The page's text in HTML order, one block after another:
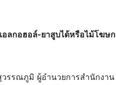
ลกอฮอล์-ยาสูบได้หรือไม้โฆษก
รรณภูมิ ผู้อำนวยการสำนักงาน